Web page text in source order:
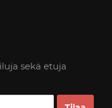
sekä etuja